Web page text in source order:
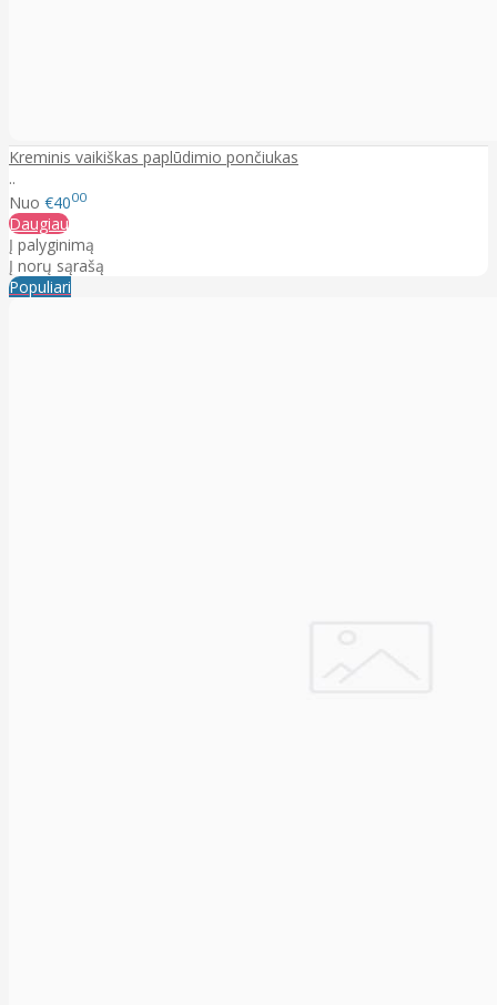
Kreminis vaikiškas paplūdimio pončiukas
..
Nuo €4000
Daugiau
Į palyginimą
Į norų sąrašą
Populiari